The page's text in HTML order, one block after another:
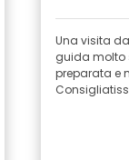
Una visita
guida molto
preparata e